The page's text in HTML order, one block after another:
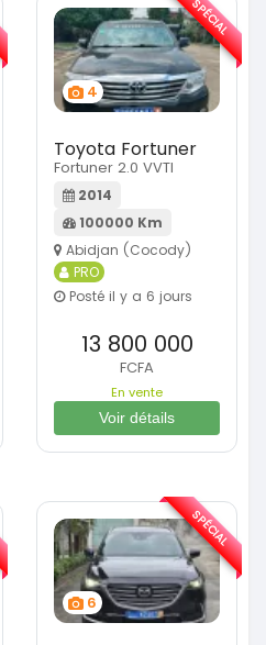
4
Toyota Fortuner
Fortuner 2.0 VVTI
2014
100000 Km
Abidjan (Cocody)
PRO
Posté il y a 6 jours
13 800 000
FCFA
En vente
Voir détails
SPÉCIAL
6
SPÉCIAL